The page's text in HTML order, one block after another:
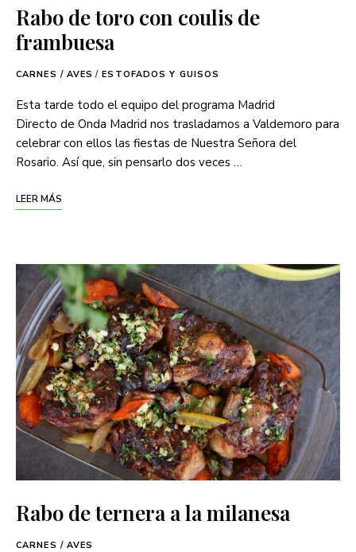
Rabo de toro con coulis de
frambuesa
CARNES / AVES / ESTOFADOS Y GUISOS
Esta tarde todo el equipo del programa Madrid
Directo de Onda Madrid nos trasladamos a Valdemoro para
celebrar con ellos las fiestas de Nuestra Señora del
Rosario. Así que, sin pensarlo dos veces …
LEER MÁS
Rabo de ternera a la milanesa
CARNES / AVES